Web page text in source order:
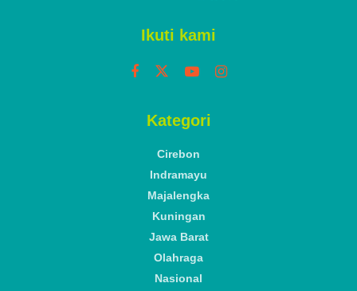
Ikuti kami
Kategori
Cirebon
Indramayu
Majalengka
Kuningan
Jawa Barat
Olahraga
Nasional